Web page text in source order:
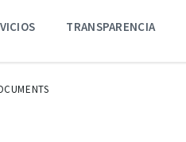
TRANSPARENCIA